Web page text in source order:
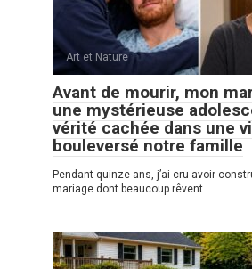
Art et Nature
Avant de mourir, mon
une mystérieuse
vérité cachée dans une
bouleversé notre famille
Pendant quinze ans, j’ai cru avoir
mariage dont beaucoup rêvent